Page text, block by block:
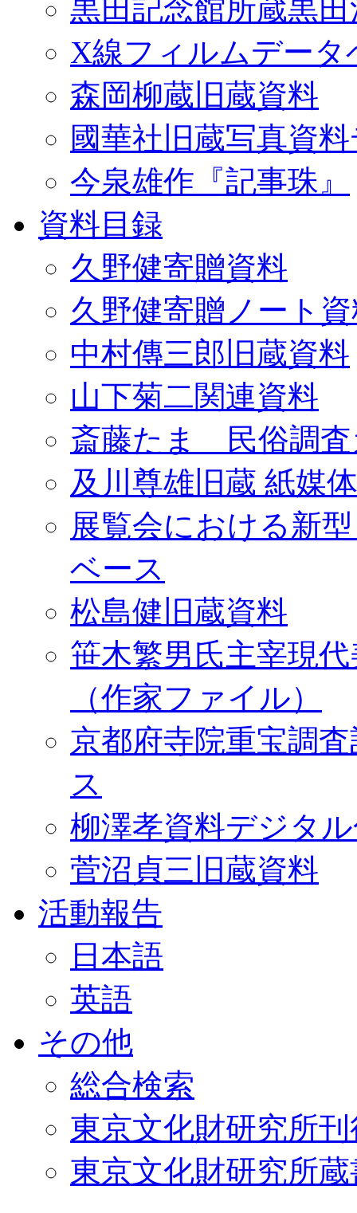
黒田記念館所蔵黒
X線フィルムデータ
森岡柳蔵旧蔵資料
國華社旧蔵写真資
今泉雄作『記事珠』
資料目録
久野健寄贈資料
久野健寄贈ノート
中村傳三郎旧蔵資料
山下菊二関連資料
斎藤たま 民俗調査
及川尊雄旧蔵 紙媒
展覧会における新
ベース
松島健旧蔵資料
笹木繁男氏主宰現
（作家ファイル）
京都府寺院重宝調
ス
柳澤孝資料デジタ
菅沼貞三旧蔵資料
活動報告
日本語
英語
その他
総合検索
東京文化財研究所
東京文化財研究所